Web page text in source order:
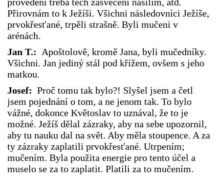
provedení třeba těch zasvěcení násilím, atd.
Přirovnám to k Ježíši. Všichni následovníci Ježíše,
prvokřesťané, trpěli strašně. Byli mučeni v
arénách.
Jan T.: Apoštolově, kromě Jana, byli mučedníky.
Všichni. Jan jediný stál pod křížem, ovšem s jeho
matkou.
Josef: Proč tomu tak bylo?! Slyšel jsem a četl
jsem pojednání o tom, a ne jenom tak. To bylo
vážné, dokonce Květoslav to uznával, že to je
možné. Ježíš dělal zázraky, aby na sebe upozornil,
aby tu nauku dal na svět. Aby měla stoupence. A za
ty zázraky zaplatili prvokřesťané. Utrpením;
mučením. Byla použita energie pro tento účel a
muselo se za to zaplatit. Platili za to mučením.